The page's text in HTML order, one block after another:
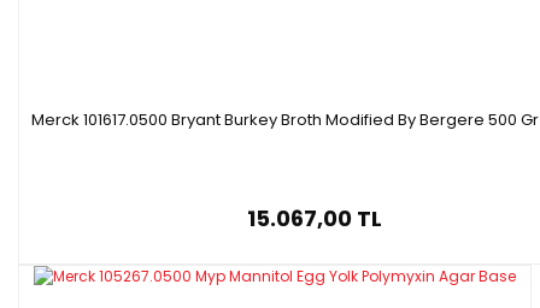
Merck 101617.0500 Bryant Burkey Broth Modified By Bergere 500
15.067,00 TL